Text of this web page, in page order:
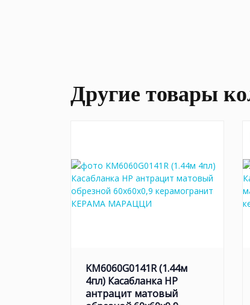
Другие товары
KM6060G0141R (1.44м
4пл) Касабланка HP
антрацит матовый